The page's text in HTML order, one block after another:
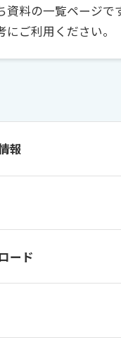
資料の一覧ページで
ご利用ください。
報
ード